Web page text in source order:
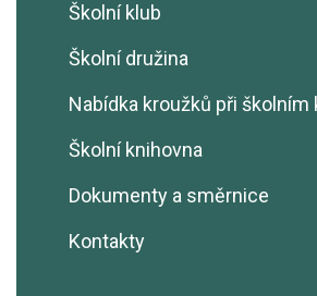
Školní klub
Školní družina
Zaměstnanci
Provoz
Nabídka kroužků při školním
Školní knihovna
Dokumenty a směrnice
Kontakty